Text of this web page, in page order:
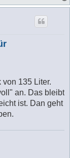
135 Liter.
an. Das bleibt
ist. Dan geht